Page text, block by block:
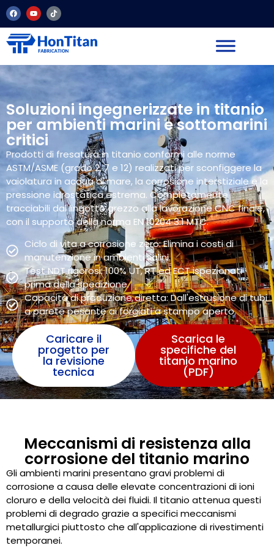
Soluzioni ingegnerizzate in titanio
per ambienti marini e sottomarini
critici
Prodotti di fresatura in titanio conformi alle norme
ASTM/ASME (grado 2, 7 e 12) realizzati per sconfiggere la
vaiolatura in acqua di mare, la corrosione interstiziale e la
pressione idrostatica estrema. Completamente
tracciabili dal lingotto grezzo alla lavorazione CNC finale,
con il supporto della norma EN 10204 3.1 MTC.
Ciclo di vita a corrosione zero: Elimina i costi di
manutenzione in ambienti salini.
Test NDT rigorosi: 100% UT, RT ed ECT ispezionati
prima della spedizione.
Capacità di produzione diretta: Dall'estrusione di tubi
a parete pesante ai forgiati a stampo aperto.
Caricare il
progetto per
la revisione
tecnica
Scarica le
specifiche del
titanio marino
(PDF)
Meccanismi di resistenza alla
corrosione del titanio marino
Gli ambienti marini presentano gravi problemi di
corrosione a causa delle elevate concentrazioni di ioni
cloruro e della velocità dei fluidi. Il titanio attenua questi
problemi di degrado grazie a specifici meccanismi
metallurgici piuttosto che all'applicazione di rivestimenti
temporanei.